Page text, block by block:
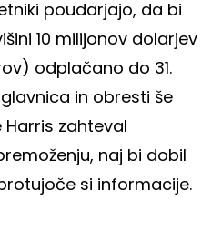
poudarjajo, da bi
10 milijonov dolarjev
odplačano do 31.
in obresti še
Harris zahteval
naj bi dobil
si informacije.